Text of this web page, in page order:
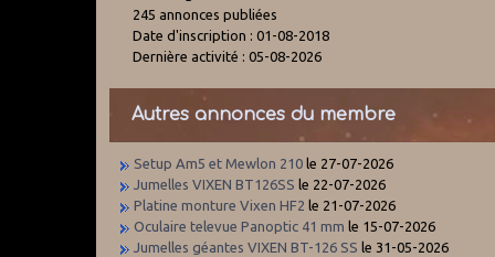
245 annonces publiées
Date d'inscription : 01-08-2018
Dernière activité : 05-08-2026
Autres annonces du membre
Setup Am5 et Mewlon 210 le 27-07-2026
Jumelles VIXEN BT126SS le 22-07-2026
Platine monture Vixen HF2 le 21-07-2026
Oculaire televue Panoptic 41 mm le 15-07-2026
Jumelles géantes VIXEN BT-126 SS le 31-05-2026